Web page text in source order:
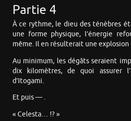
Partie 4
À ce rythme, le dieu des ténèbres
une forme physique, l’énergie
même. Il en résulterait une explosion
Au minimum, les dégâts seraient
dix kilomètres, de quoi assurer
d’Itogami.
Et puis — .
« Celesta… !? »